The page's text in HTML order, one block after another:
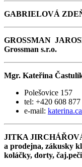
GABRIELOVÁ
GROSSMAN
Grossman s.r.o.
Mgr. Kateřina
Polešovice 157
tel: +420 608
e-mail:
JITKA
a prodejna, zákusky
koláčky, dorty,